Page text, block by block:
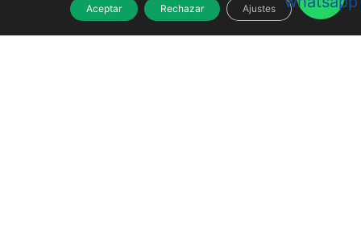
Aceptar Rechazar Ajustes